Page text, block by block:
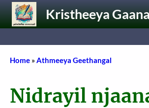
Skip to main content
Kristheeya
Breadcrumb
Home Athmeeya Geethangal
Nidrayil